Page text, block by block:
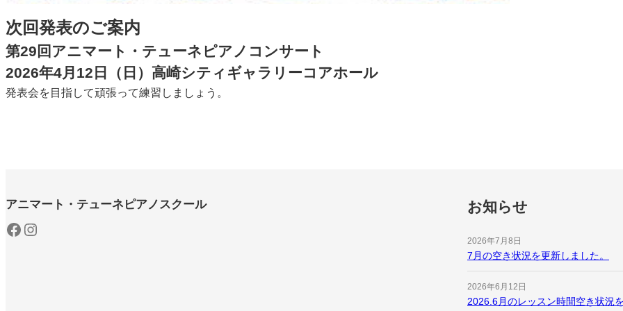
次回発表のご案内
第29回アニマート・テューネピアノコンサート
2026年4月12日（日）高崎シティギャラリーコアホール
発表会を目指して頑張って練習しましょう。
アニマート・テューネピアノスクール
Facebook Instagram
お知らせ
2026年7月8日
7月の空き状況を更新しました。
2026年6月12日
2026.6月のレッスン時間空き状況